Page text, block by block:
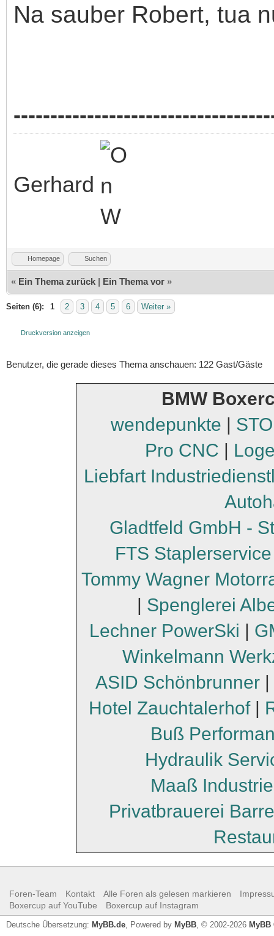
Na sauber Robert, tua
Gerhard
Homepage Suchen
« Ein Thema zurück | Ein Thema vor »
Seiten (6): 1 2 3 4 5 6 Weiter »
Druckversion anzeigen
Benutzer, die gerade dieses Thema anschauen: 122 Gast/Gäste
BMW
wendepunkte |
Pro CNC |
Liebfart
Gladtfeld GmbH -
FTS Staplerservice
Tommy Wagner
| Spenglerei
Lechner PowerSki |
Winkelmann
ASID Schönbrunner|
Hotel Zauchtalerhof|
Buß
Hydraulik
Maaß
Privatbrauerei Barre
Foren-Team Kontakt Alle Foren als gelesen markieren
Boxercup auf YouTube
Boxercup auf Instagram
Deutsche Übersetzung: MyBB.de , Powered by MyBB , © 2002-2026 MyBB